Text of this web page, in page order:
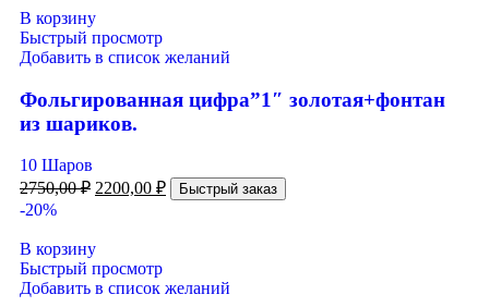
В корзину
Быстрый просмотр
Добавить в список желаний
Фольгированная цифра”1″ золотая+фонтан
из шариков.
10 Шаров
2750,00₽ 2200,00 ₽ Быстрый заказ
-20%
В корзину
Быстрый просмотр
Добавить в список желаний